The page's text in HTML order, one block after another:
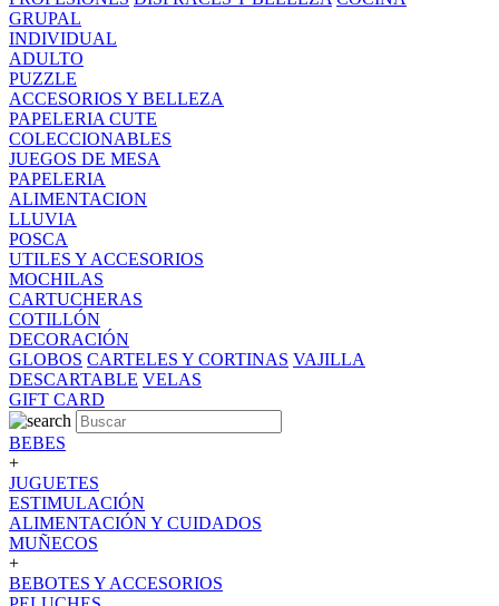
GRUPAL
INDIVIDUAL
ADULTO
PUZZLE
ACCESORIOS Y BELLEZA
PAPELERIA CUTE
COLECCIONABLES
JUEGOS DE MESA
PAPELERIA
ALIMENTACION
LLUVIA
POSCA
UTILES Y ACCESORIOS
MOCHILAS
CARTUCHERAS
COTILLÓN
DECORACIÓN
GLOBOS CARTELES Y CORTINAS VAJILLA
DESCARTABLE VELAS
GIFT CARD
BEBES
+
JUGUETES
ESTIMULACIÓN
ALIMENTACIÓN Y CUIDADOS
MUÑECOS
+
BEBOTES Y ACCESORIOS